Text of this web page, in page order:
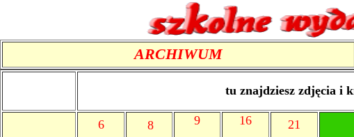
ARCHIWUM
tu znajdziesz zdjęcia i
6 8 9 16 21